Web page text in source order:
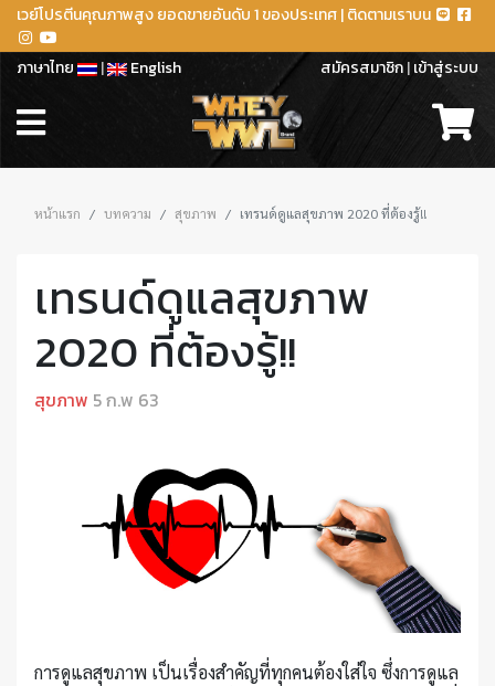
เวย์โปรตีนคุณภาพสูง ยอดขายอันดับ 1 ของประเทศ | ติดตามเราบน
ภาษาไทย | English สมัครสมาชิก|เข้าสู่ระบบ
หน้าแรก บทความ สุขภาพ เทรนด์ดูแลสุขภาพ 2020 ที่ต้องรู้!!
เทรนด์ดูแลสุขภาพ
2020 ที่ต้องรู้!!
สุขภาพ 5 ก.พ 63
การดูแลสุขภาพ เป็นเรื่องสำคัญที่ทุกคนต้องใส่ใจ ซึ่งการดูแล